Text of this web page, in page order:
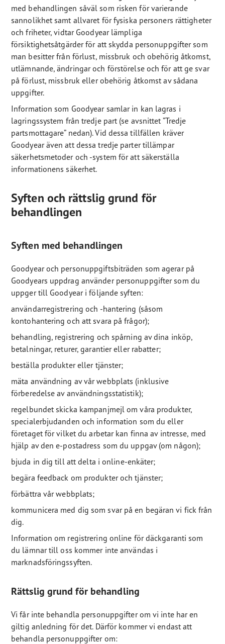
med behandlingen såväl som risken för varierande
sannolikhet samt allvaret för fysiska personers rättigheter
och friheter, vidtar Goodyear lämpliga
försiktighetsåtgärder för att skydda personuppgifter som
man besitter från förlust, missbruk och obehörig åtkomst,
utlämnande, ändringar och förstörelse och för att ge svar
på förlust, missbruk eller obehörig åtkomst av sådana
uppgifter.
Information som Goodyear samlar in kan lagras i
lagringssystem från tredje part (se avsnittet ”Tredje
partsmottagare” nedan). Vid dessa tillfällen kräver
Goodyear även att dessa tredje parter tillämpar
säkerhetsmetoder och -system för att säkerställa
informationens säkerhet.
Syften och rättslig grund för
behandlingen
Syften med behandlingen
Goodyear och personuppgiftsbiträden som agerar på
Goodyears uppdrag använder personuppgifter som du
uppger till Goodyear i följande syften:
användarregistrering och -hantering (såsom
kontohantering och att svara på frågor);
behandling, registrering och spårning av dina inköp,
betalningar, returer, garantier eller rabatter;
beställa produkter eller tjänster;
mäta användning av vår webbplats (inklusive
förberedelse av användningsstatistik);
regelbundet skicka kampanjmejl om våra produkter,
specialerbjudanden och information som du eller
företaget för vilket du arbetar kan finna av intresse, med
hjälp av den e-postadress som du uppgav (om någon);
bjuda in dig till att delta i online-enkäter;
begära feedback om produkter och tjänster;
förbättra vår webbplats;
kommunicera med dig som svar på en begäran vi fick från
dig.
Information om registrering online för däckgaranti som
du lämnar till oss kommer inte användas i
marknadsföringssyften.
Rättslig grund för behandling
Vi får inte behandla personuppgifter om vi inte har en
giltig anledning för det. Därför kommer vi endast att
behandla personuppgifter om: